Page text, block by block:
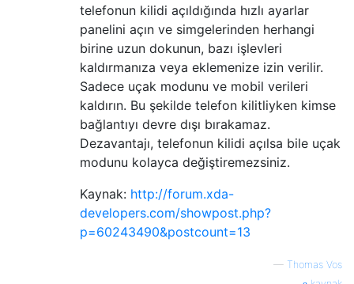
telefonun kilidi açıldığında hızlı ayarlar
panelini açın ve simgelerinden herhangi
birine uzun dokunun, bazı işlevleri
kaldırmanıza veya eklemenize izin verilir.
Sadece uçak modunu ve mobil verileri
kaldırın. Bu şekilde telefon kilitliyken kimse
bağlantıyı devre dışı bırakamaz.
Dezavantajı, telefonun kilidi açılsa bile uçak
modunu kolayca değiştiremezsiniz.
Kaynak: http://forum.xda-
developers.com/showpost.php?
p=60243490&postcount=13
— Thomas Vos